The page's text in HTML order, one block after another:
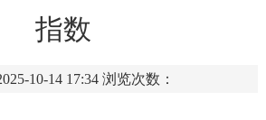
指数
10-14 17:34 浏览次数：